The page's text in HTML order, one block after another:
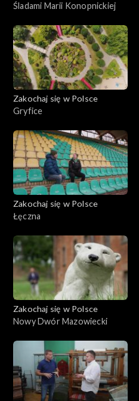
Śladami Marii Konopnickiej
Zakochaj się w Polsce
Gryfice
Zakochaj się w Polsce
Łęczna
Zakochaj się w Polsce
Nowy Dwór Mazowiecki